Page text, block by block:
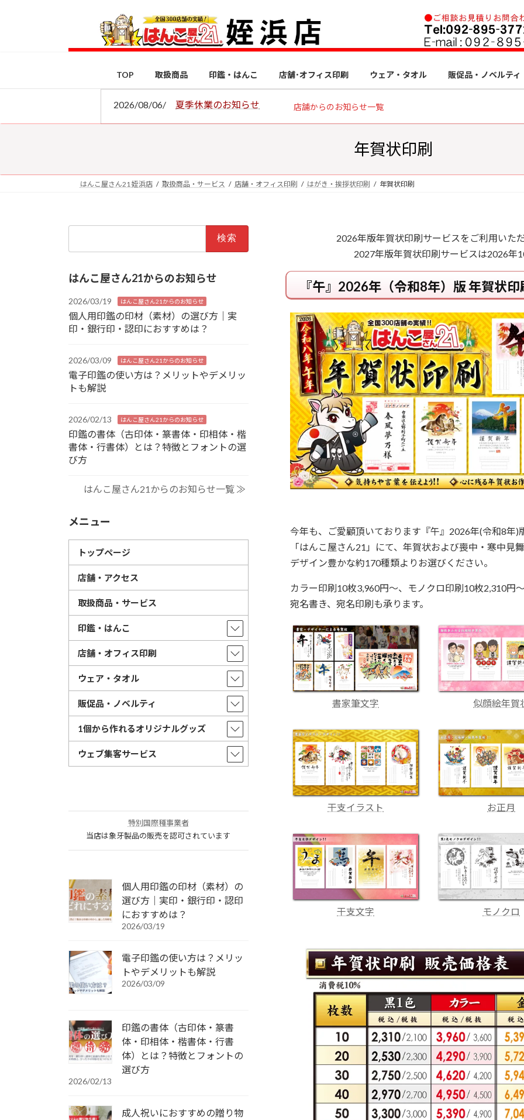
ス
ン
TOP 取扱商品 印鑑・はんこ 店舗･オフィス印刷 ウェア・タオル 販促品・ノベルティ
2026/08/06/ 夏季休業のお知らせ 店舗からのお知らせ一覧
年賀状印刷
はんこ屋さん21 姪浜店 取扱商品・サービス 店舗・オフィス印刷 はがき・挨拶状印刷 年賀状印刷
2026年版年賀状印刷サービスをご利用いた
2027年版年賀状印刷サービスは2026年
『午』2026年（令和8年）版 年賀状印
今年も、ご愛顧頂いております『午』2026年(令和8年
「はんこ屋さん21」にて、年賀状および喪中・寒中見
デザイン豊かな約170種類よりお選びください。
カラー印刷10枚3,960円～、モノクロ印刷10枚2,310円
宛名書き、宛名印刷も承ります。
書家筆文字 似顔絵年賀
干支イラスト お正月
干支文字 モノクロ
はんこ屋さん21からのお知らせ
2026/03/19 はんこ屋さん21からのお知らせ
個人用印鑑の印材（素材）の選び方｜実
印・銀行印・認印におすすめは？
2026/03/09 はんこ屋さん21からのお知らせ
電子印鑑の使い方は？メリットやデメリッ
トも解説
2026/02/13 はんこ屋さん21からのお知らせ
印鑑の書体（古印体・篆書体・印相体・楷
書体・行書体）とは？特徴とフォントの選
び方
はんこ屋さん21からのお知らせ一覧 ≫
メニュー
トップページ
店舗・アクセス
取扱商品・サービス
印鑑・はんこ
店舗・オフィス印刷
ウェア・タオル
販促品・ノベルティ
1個から作れるオリジナルグッズ
ウェブ集客サービス
特別国際種事業者
当店は象牙製品の販売を認可されています
個人用印鑑の印材（素材）の
選び方｜実印・銀行印・認印
におすすめは？
2026/03/19
電子印鑑の使い方は？メリッ
トやデメリットも解説
2026/03/09
印鑑の書体（古印体・篆書
体・印相体・楷書体・行書
体）とは？特徴とフォントの
選び方
2026/02/13
成人祝いにおすすめの贈り物